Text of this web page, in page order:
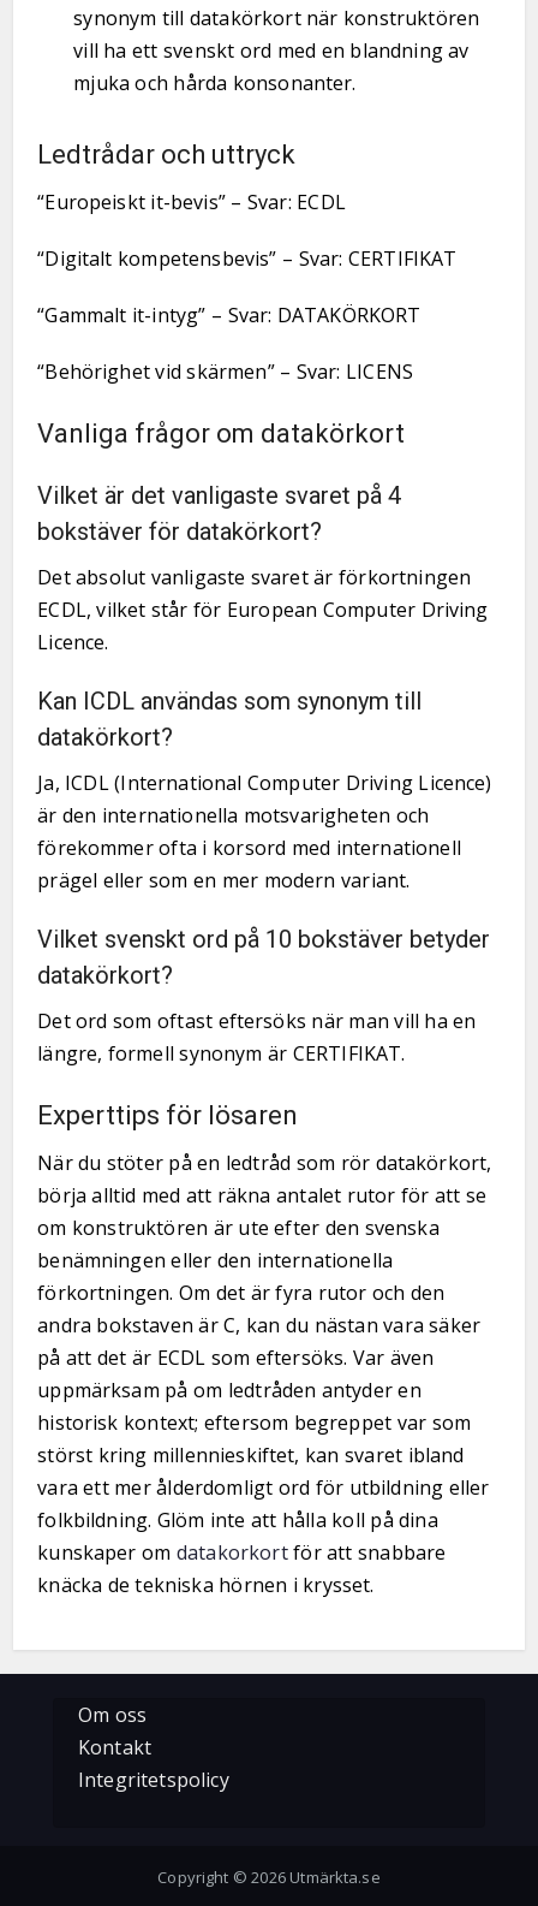
synonym till datakörkort när konstruktören
vill ha ett svenskt ord med en blandning av
mjuka och hårda konsonanter.
Ledtrådar och uttryck
“Europeiskt it-bevis” – Svar: ECDL
“Digitalt kompetensbevis” – Svar: CERTIFIKAT
“Gammalt it-intyg” – Svar: DATAKÖRKORT
“Behörighet vid skärmen” – Svar: LICENS
Vanliga frågor om datakörkort
Vilket är det vanligaste svaret på 4
bokstäver för datakörkort?
Det absolut vanligaste svaret är förkortningen
ECDL, vilket står för European Computer Driving
Licence.
Kan ICDL användas som synonym till
datakörkort?
Ja, ICDL (International Computer Driving Licence)
är den internationella motsvarigheten och
förekommer ofta i korsord med internationell
prägel eller som en mer modern variant.
Vilket svenskt ord på 10 bokstäver betyder
datakörkort?
Det ord som oftast eftersöks när man vill ha en
längre, formell synonym är CERTIFIKAT.
Experttips för lösaren
När du stöter på en ledtråd som rör datakörkort,
börja alltid med att räkna antalet rutor för att se
om konstruktören är ute efter den svenska
benämningen eller den internationella
förkortningen. Om det är fyra rutor och den
andra bokstaven är C, kan du nästan vara säker
på att det är ECDL som eftersöks. Var även
uppmärksam på om ledtråden antyder en
historisk kontext; eftersom begreppet var som
störst kring millennieskiftet, kan svaret ibland
vara ett mer ålderdomligt ord för utbildning eller
folkbildning. Glöm inte att hålla koll på dina
kunskaper om datakorkortför att snabbare
knäcka de tekniska hörnen i krysset.
Om oss
Kontakt
Integritetspolicy
Copyright © 2026 Utmärkta.se